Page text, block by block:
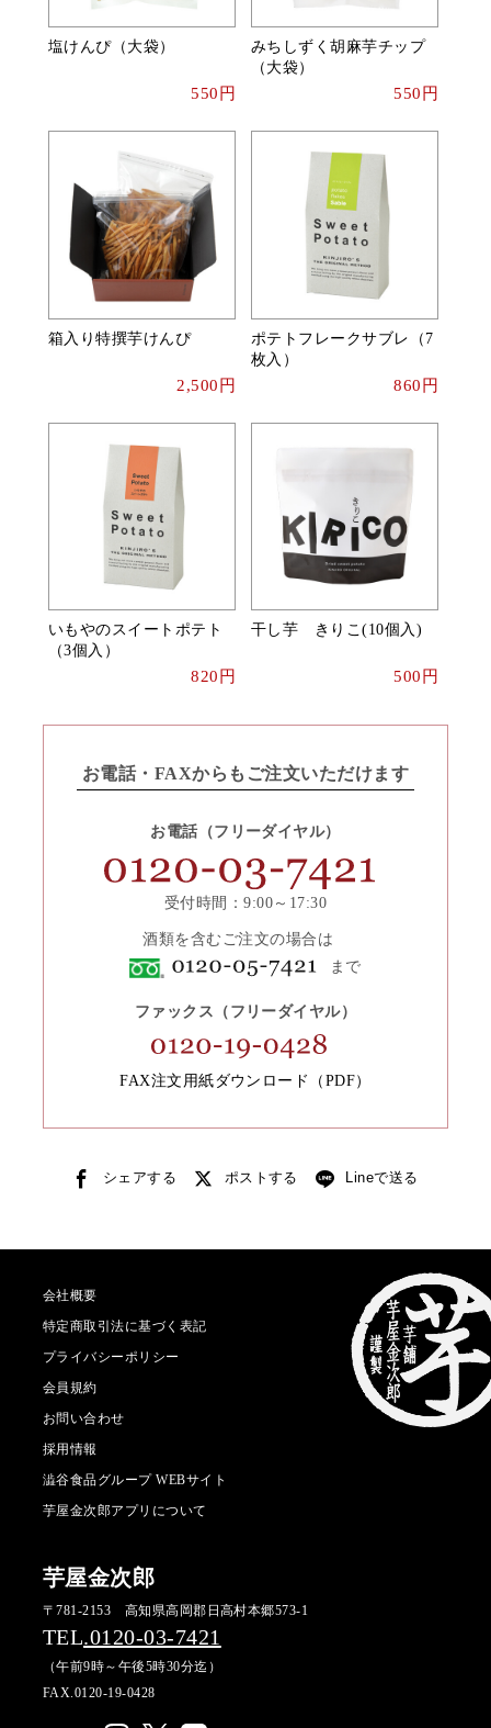
塩けんぴ（大袋）
550円
みちしずく胡麻芋チップ
（大袋）
550円
箱入り特撰芋けんぴ
2,500円
ポテトフレークサブレ（7
枚入）
860円
いもやのスイートポテト
（3個入）
820円
干し芋 きりこ(10個入)
500円
お電話・FAXからもご注文いただけます
お電話（フリーダイヤル）
受付時間：9:00～17:30
酒類を含むご注文の場合は
まで
ファックス（フリーダイヤル）
FAX注文用紙ダウンロード（PDF）
会社概要
特定商取引法に基づく表記
プライバシーポリシー
会員規約
お問い合わせ
採用情報
澁谷食品グループ WEBサイト
芋屋金次郎アプリについて
芋屋金次郎
〒781-2153 高知県高岡郡日高村本郷573-1
TEL.0120-03-7421
（午前9時～午後5時30分迄）
FAX.0120-19-0428
シェアする ポストする Lineで送る